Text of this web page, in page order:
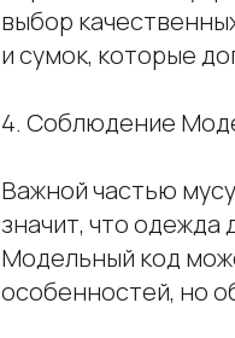
выбор
и сумок, которые
4. Соблюдение
Важной частью
значит, что
Модельный код
особенностей, но